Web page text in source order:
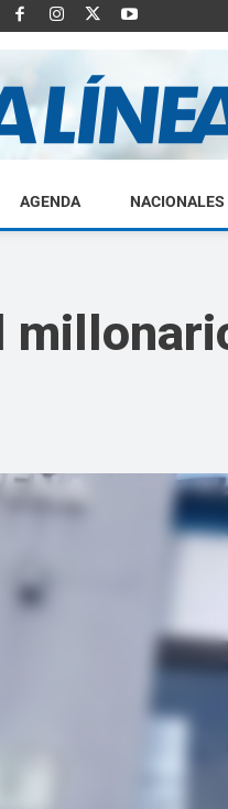
AGENDA NACIONALES